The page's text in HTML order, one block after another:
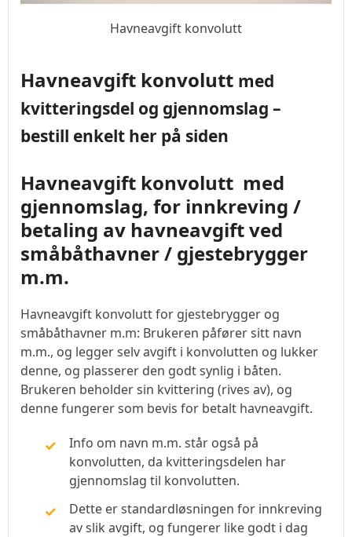
Havneavgift konvolutt
Havneavgift konvolutt med
kvitteringsdel og gjennomslag –
bestill enkelt her på siden
Havneavgift konvolutt med
gjennomslag, for innkreving /
betaling av havneavgift ved
småbåthavner / gjestebrygger
m.m.
Havneavgift konvolutt for gjestebrygger og
småbåthavner m.m: Brukeren påfører sitt navn
m.m., og legger selv avgift i konvolutten og lukker
denne, og plasserer den godt synlig i båten.
Brukeren beholder sin kvittering (rives av), og
denne fungerer som bevis for betalt havneavgift.
Info om navn m.m. står også på
konvolutten, da kvitteringsdelen har
gjennomslag til konvolutten.
Dette er standardløsningen for innkreving
av slik avgift, og fungerer like godt i dag